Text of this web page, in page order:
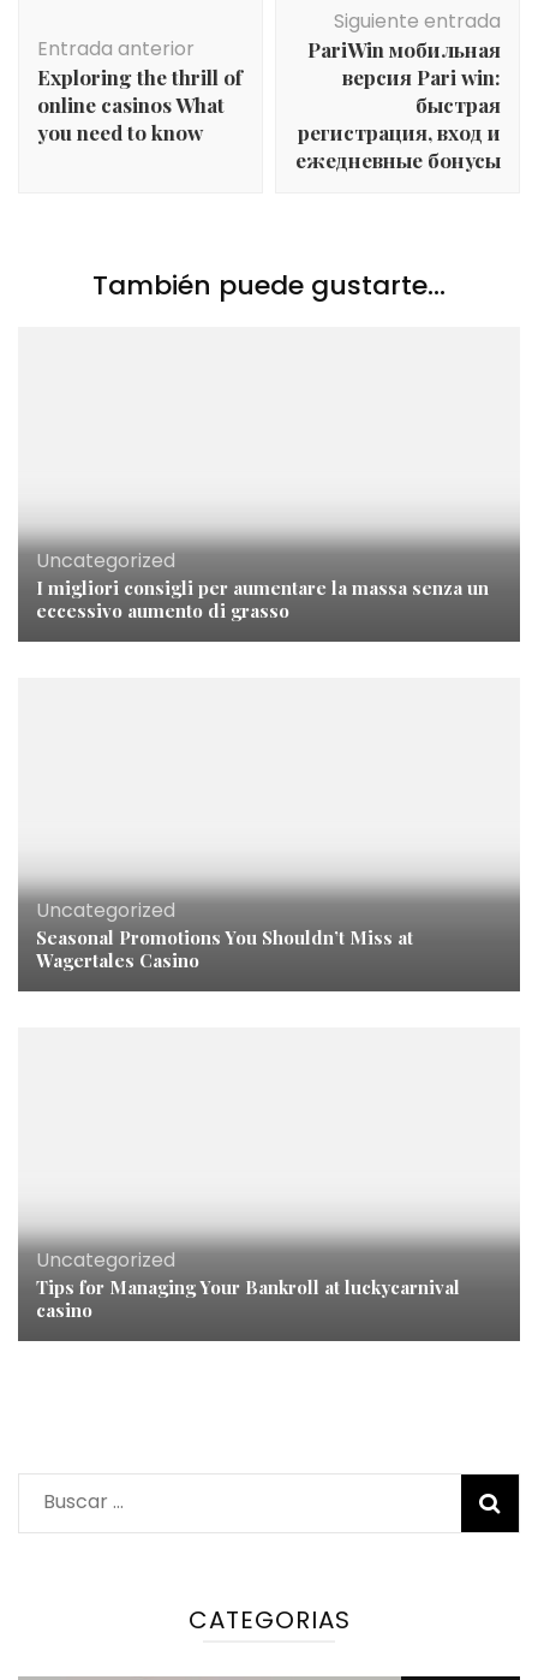
de
entradas
Entrada anterior
Exploring the thrill of
online casinos What
you need to know
Siguiente entrada
PariWin мобильная
версия Pari win:
быстрая
регистрация, вход и
ежедневные бонусы
También puede gustarte...
Uncategorized
I migliori consigli per aumentare la massa senza un
eccessivo aumento di grasso
Uncategorized
Seasonal Promotions You Shouldn’t Miss at
Wagertales Casino
Uncategorized
Tips for Managing Your Bankroll at luckycarnival
casino
Buscar:
CATEGORIAS